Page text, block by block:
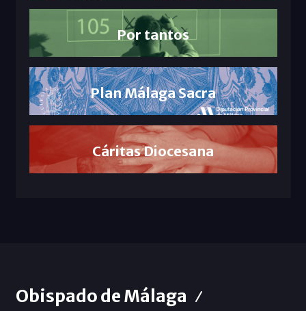
Por tantos
Plan Málaga Sacra
Cáritas Diocesana
Obispado de Málaga